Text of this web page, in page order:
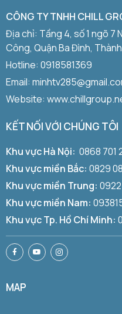
CÔNG TY TNHH CHILL
Địa chỉ: Tầng 4, số 1 ngõ 7
Công, Quận Ba Đình,
Hotline: 0918581369
Email:
Website:
KẾT NỐI VỚI CHÚNG TÔI
Khu vực Hà Nội: 0868 701
Khu vực miền Bắc: 0829
Khu vực miền Trung: 0922
Khu vực miền Nam:
Khu vực Tp. Hồ Chí Minh:
MAP